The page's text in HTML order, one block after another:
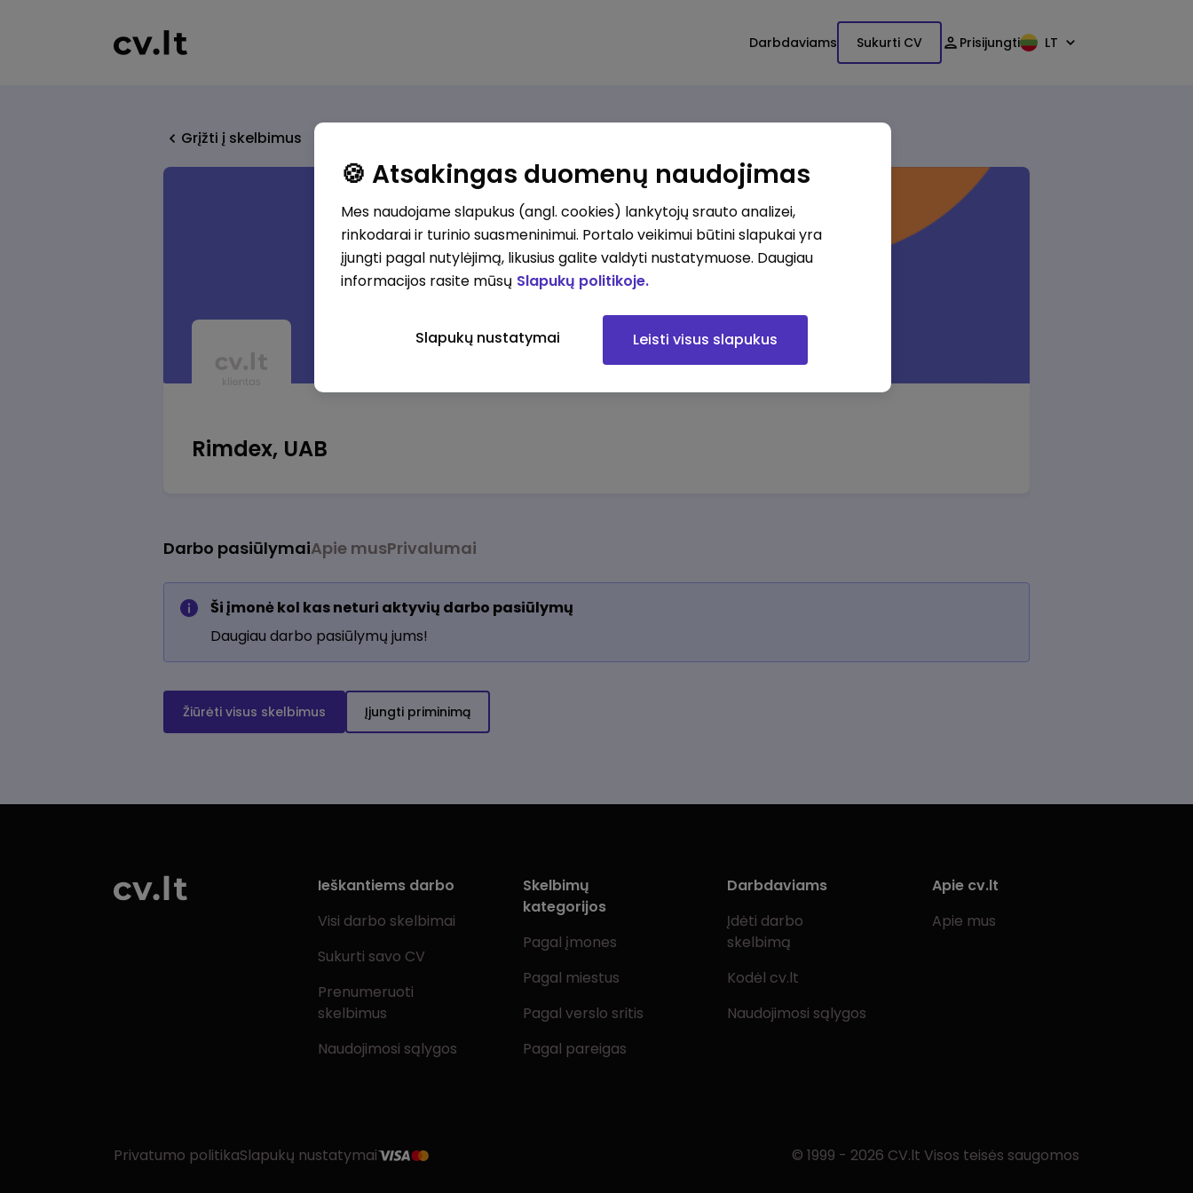
Darbdaviams Sukurti CV Prisijungti LT
Grįžti į skelbimus
Rimdex, UAB
Darbo pasiūlymaiApie musPrivalumai
Ši įmonė kol kas neturi aktyvių darbo pasiūlymų
Daugiau darbo pasiūlymų jums!
Žiūrėti visus skelbimus Įjungti priminimą
Ieškantiems darbo
Visi darbo skelbimai
Sukurti savo CV
Prenumeruoti
skelbimus
Naudojimosi sąlygos
Skelbimų
kategorijos
Pagal įmones
Pagal miestus
Pagal verslo sritis
Pagal pareigas
Darbdaviams
Įdėti darbo
skelbimą
Kodėl cv.lt
Naudojimosi sąlygos
Apie cv.lt
Apie mus
Privatumo politikaSlapukų nustatymai © 1999 - 2026 CV.lt Visos teisės saugomos
🍪 Atsakingas duomenų naudojimas
Mes naudojame slapukus (angl. cookies) lankytojų srauto analizei,
rinkodarai ir turinio suasmeninimui. Portalo veikimui būtini slapukai yra
įjungti pagal nutylėjimą, likusius galite valdyti nustatymuose. Daugiau
informacijos rasite mūsų Slapukų politikoje.
Slapukų nustatymai Leisti visus slapukus